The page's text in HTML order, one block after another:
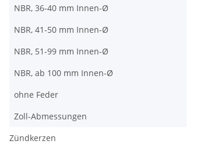
NBR, 36-40 mm Innen-Ø
NBR, 41-50 mm Innen-Ø
NBR, 51-99 mm Innen-Ø
NBR, ab 100 mm Innen-Ø
ohne Feder
Zoll-Abmessungen
Zündkerzen